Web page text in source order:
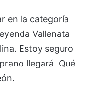
en la categoría
Vallenata
Estoy seguro
llegará. Qué